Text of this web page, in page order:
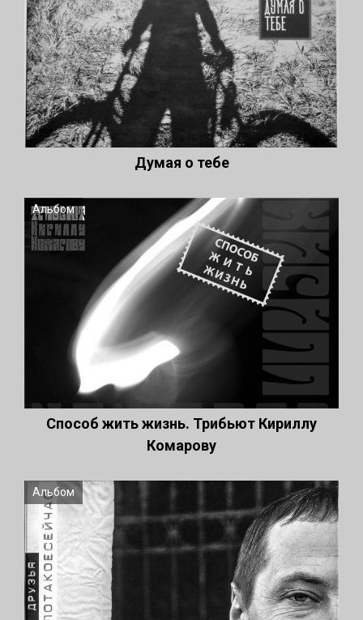
Думая о тебе
Альбом
Способ жить жизнь. Трибьют Кириллу
Комарову
Альбом